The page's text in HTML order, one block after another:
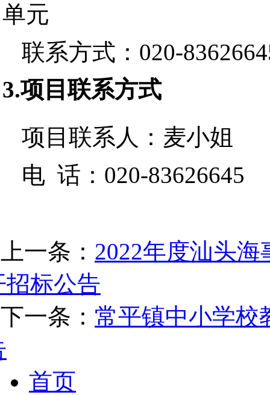
单元
联系方式： 020-
3.项目联系方式
项目联系人： 麦小姐
电 话： 020-83626645
上一条： 2022年度汕头
招标公告
下一条： 常平镇中小学校
首页